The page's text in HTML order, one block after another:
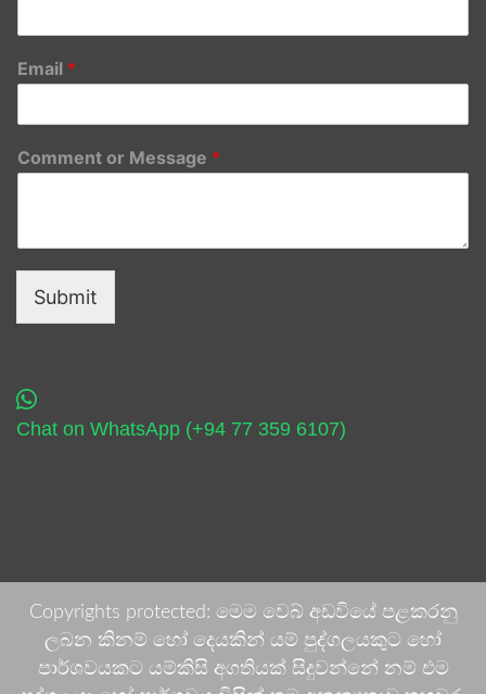
Email *
Comment or Message *
Submit
Chat on WhatsApp (+94 77 359 6107)
Copyrights protected: මෙම වෙබ් අඩවියේ පළකරනු
ලබන කිනම් හෝ දෙයකින් යම් පුද්ගලයකුට හෝ
පාර්ශවයකට යම්කිසි අගතියක් සිදුවන්නේ නම් එම